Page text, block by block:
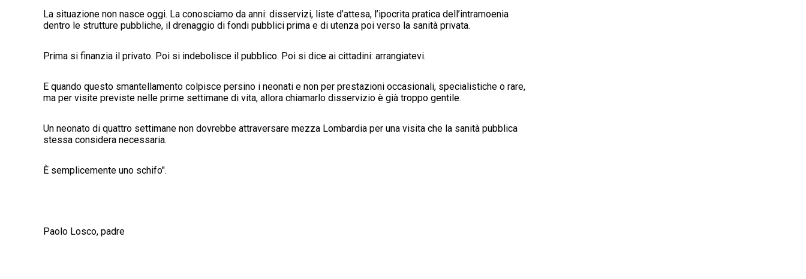
La situazione non nasce oggi. La conosciamo da anni: disservizi, liste d’attesa, l’ipocrita pratica dell’intramoenia
dentro le strutture pubbliche, il drenaggio di fondi pubblici prima e di utenza poi verso la sanità privata.
Prima si finanzia il privato. Poi si indebolisce il pubblico. Poi si dice ai cittadini: arrangiatevi.
E quando questo smantellamento colpisce persino i neonati e non per prestazioni occasionali, specialistiche o rare,
ma per visite previste nelle prime settimane di vita, allora chiamarlo disservizio è già troppo gentile.
Un neonato di quattro settimane non dovrebbe attraversare mezza Lombardia per una visita che la sanità pubblica
stessa considera necessaria.
È semplicemente uno schifo".
Paolo Losco, padre